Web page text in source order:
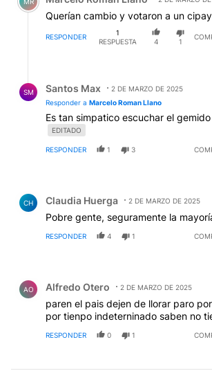
Querían cambio y votaron a un
RESPONDER
1
RESPUESTA
4 1
SM Santos Max
2 DE MARZO DE 2025
Responder a Marcelo Roman Llano
Es tan simpatico escuchar el
EDITADO
RESPONDER 1 3
CH Claudia Huerga 2 DE MARZO DE 2025
Pobre gente, seguramente la
RESPONDER 4 1
AO Alfredo Otero 2 DE MARZO DE 2025
paren el pais dejen de llorar paro
por tienpo indeterninado saben no
RESPONDER 0 1